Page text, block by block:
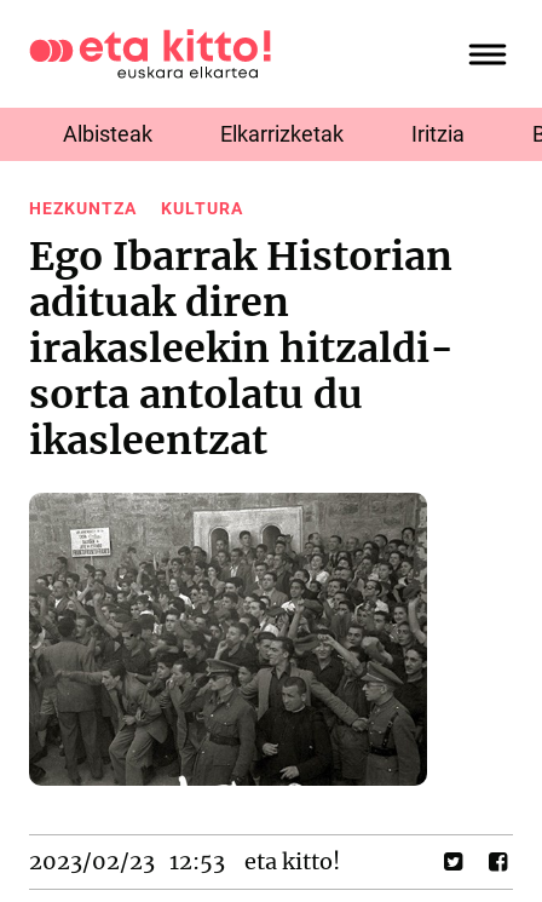
Albisteak Elkarrizketak Iritzia
HEZKUNTZA KULTURA
Ego Ibarrak Historian
adituak diren
irakasleekin hitzaldi-
sorta antolatu du
ikasleentzat
2023/02/23 12:53 eta kitto!